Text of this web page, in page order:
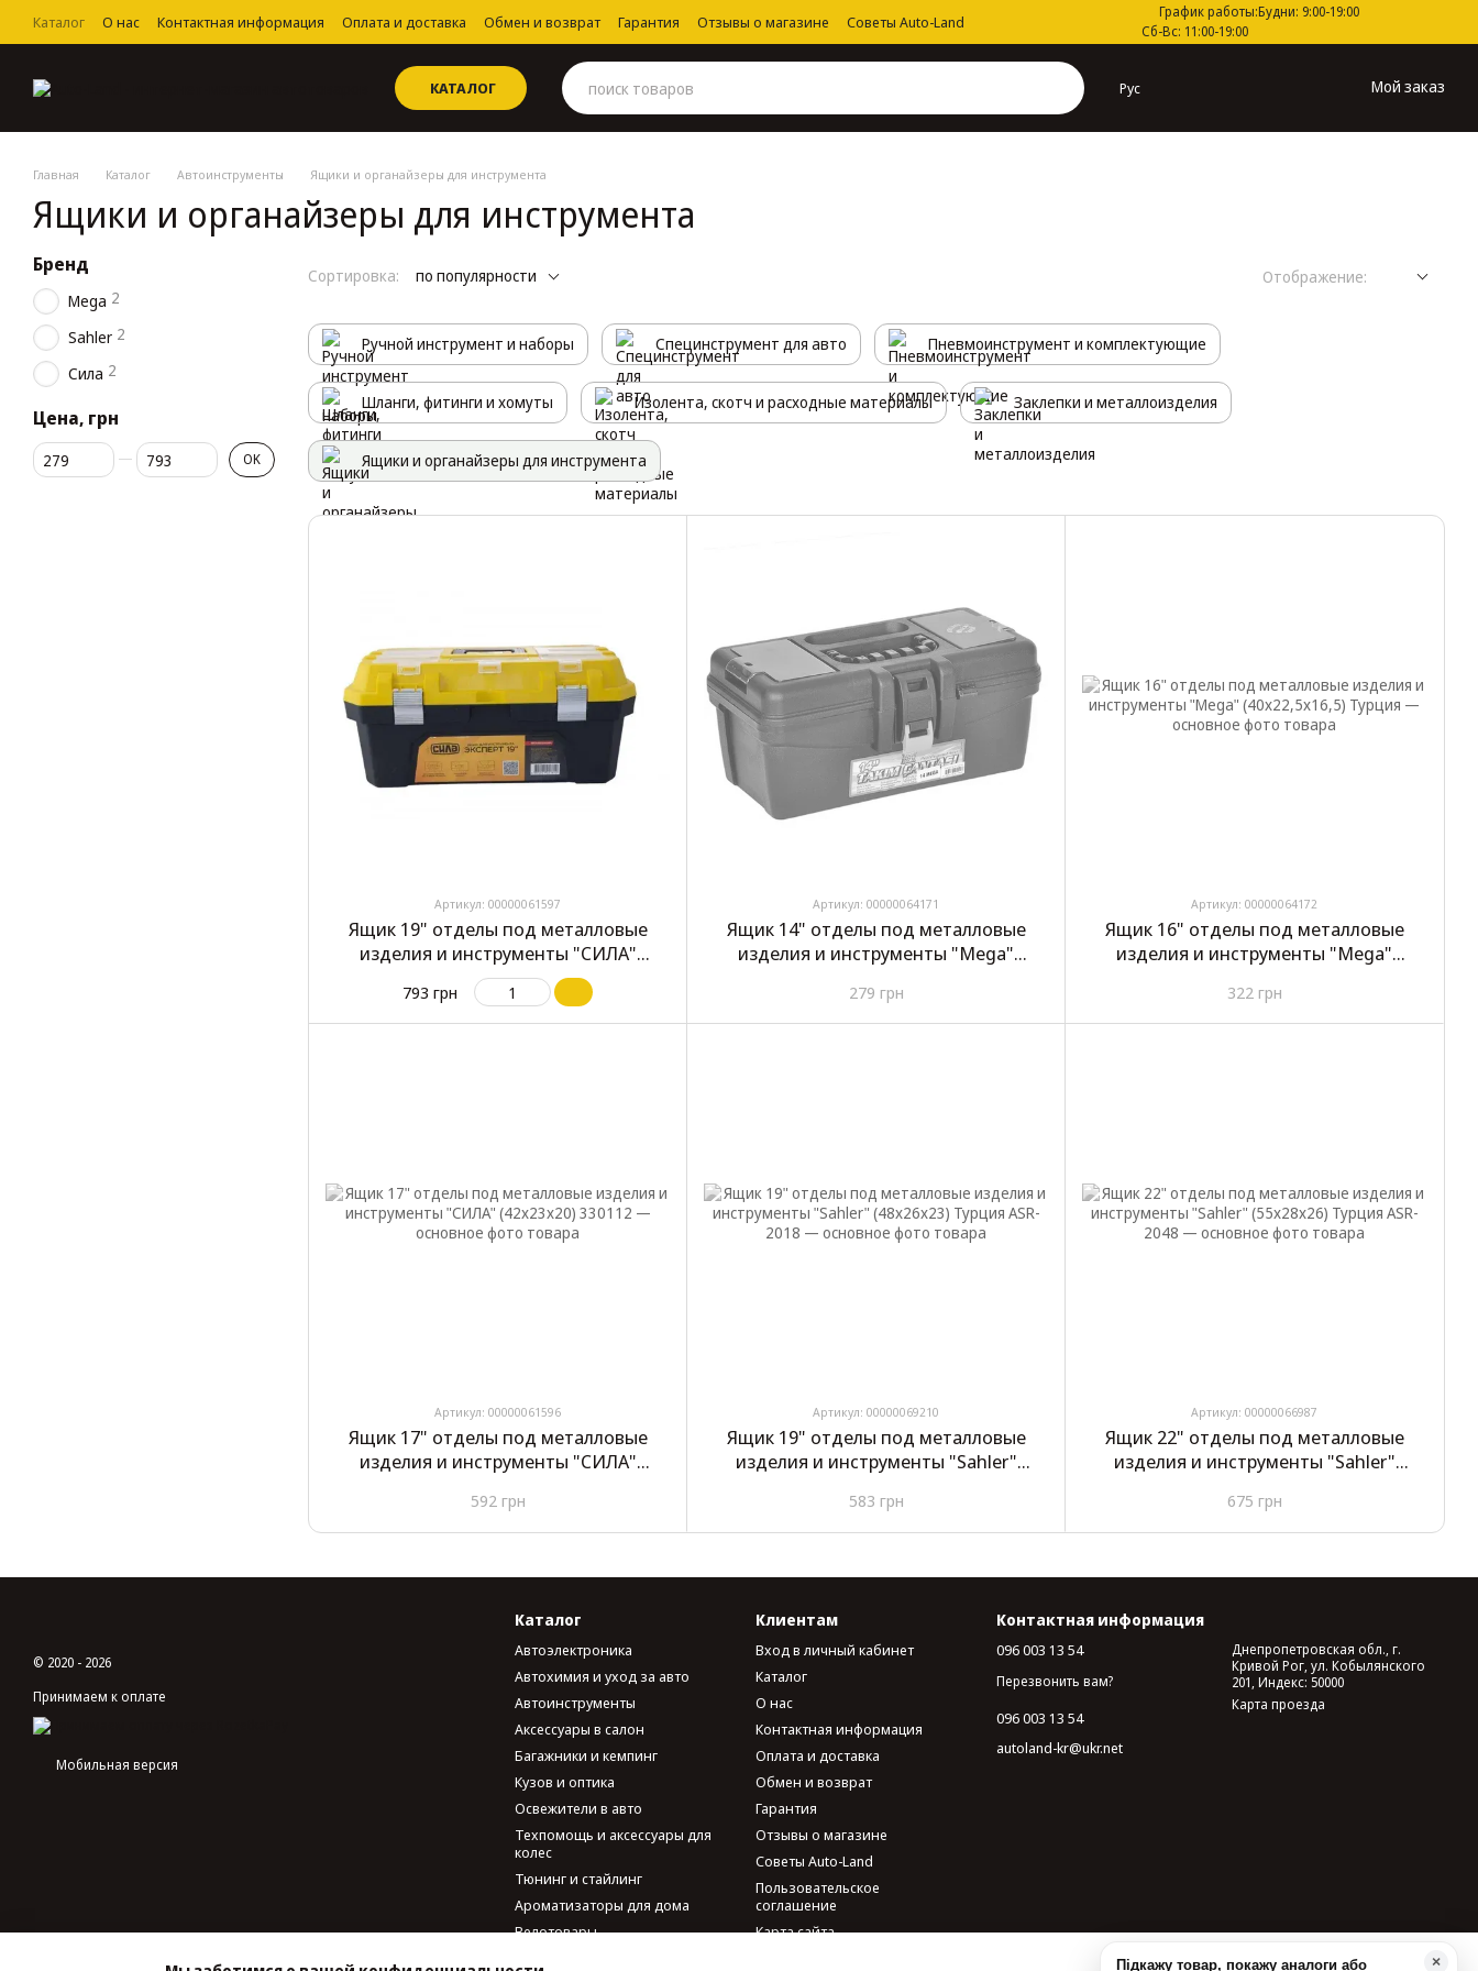
Перейти к основному контенту
Каталог О нас Контактная информация Оплата и доставка Обмен и возврат Гарантия Отзывы о магазине
Советы Auto-Land
Пользовательское соглашение
График работы:Будни: 9:00-19:00
Сб-Вс: 11:00-19:00
КАТАЛОГ Рус Мой заказ
Главная Каталог Автоинструменты Ящики и органайзеры для инструмента
Ящики и органайзеры для инструмента
Сортировка: по популярности Отображение:
Ручной инструмент и наборы Специнструмент для авто Пневмоинструмент и комплектующие
Шланги, фитинги и хомуты Изолента, скотч и расходные материалы Заклепки и металлоизделия
Ящики и органайзеры для инструмента
Артикул: 00000061597
Ящик 19" отделы под металловые
изделия и инструменты "СИЛА"
(47х23х22) 330113
793 грн
Артикул: 00000064171
Ящик 14" отделы под металловые
изделия и инструменты "Mega"
279 грн
Артикул: 00000064172
Ящик 16" отделы под металловые
изделия и инструменты "Mega"
322 грн
Артикул: 00000061596
Ящик 17" отделы под металловые
изделия и инструменты "СИЛА"
592 грн
Артикул: 00000069210
Ящик 19" отделы под металловые
изделия и инструменты "Sahler"
583 грн
Артикул: 00000066987
Ящик 22" отделы под металловые
изделия и инструменты "Sahler"
675 грн
Бренд
Mega 2
Sahler 2
Сила 2
Цена, грн
От Цена, грн
До Цена, грн OK
© 2020 - 2026
Принимаем к оплате
Мобильная версия
Каталог
Автоэлектроника
Автохимия и уход за авто
Автоинструменты
Аксессуары в салон
Багажники и кемпинг
Кузов и оптика
Освежители в авто
Техпомощь и аксессуары для
колес
Тюнинг и стайлинг
Ароматизаторы для дома
Велотовары
Клиентам
Вход в личный кабинет
Каталог
О нас
Контактная информация
Оплата и доставка
Обмен и возврат
Гарантия
Отзывы о магазине
Советы Auto-Land
Пользовательское
соглашение
Карта сайта
Контактная информация
096 003 13 54
Перезвонить вам?
096 003 13 54
autoland-kr@ukr.net
Днепропетровская обл., г.
Кривой Рог, ул. Кобылянского
201, Индекс: 50000
Карта проезда